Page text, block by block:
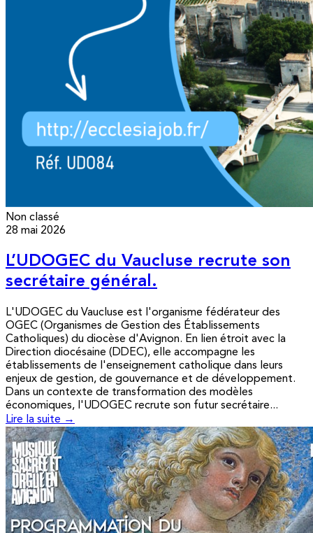
Non classé
28 mai 2026
L’UDOGEC du Vaucluse recrute son
secrétaire général.
L'UDOGEC du Vaucluse est l'organisme fédérateur des
OGEC (Organismes de Gestion des Établissements
Catholiques) du diocèse d'Avignon. En lien étroit avec la
Direction diocésaine (DDEC), elle accompagne les
établissements de l'enseignement catholique dans leurs
enjeux de gestion, de gouvernance et de développement.
Dans un contexte de transformation des modèles
économiques, l'UDOGEC recrute son futur secrétaire...
Lire la suite →